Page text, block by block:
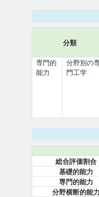
分類
専門的
能力
分野別の
門工学
総合評価割合
基礎的能力
専門的能力
分野横断的能力